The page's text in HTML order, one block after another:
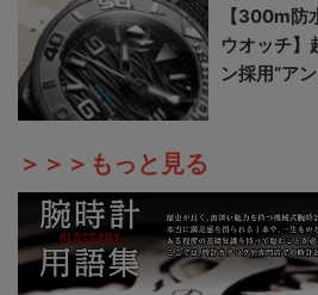
【300m防
ウオッチ】
ン採用“ア
＞＞＞もっと見る